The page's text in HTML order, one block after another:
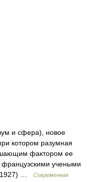
и сфера), новое
котором разумная
фактором ее
учеными
…
Современная